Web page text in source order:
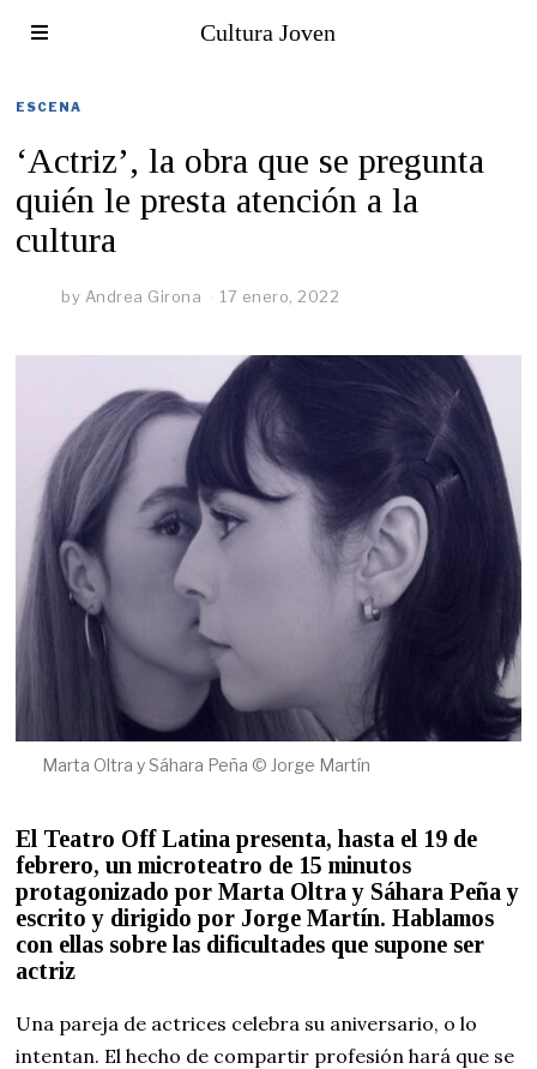
Cultura Joven
ESCENA
‘Actriz’, la obra que se pregunta
quién le presta atención a la
cultura
by Andrea Girona 17 enero, 2022
Marta Oltra y Sáhara Peña © Jorge Martín
El Teatro Off Latina presenta, hasta el 19 de
febrero, un microteatro de 15 minutos
protagonizado por Marta Oltra y Sáhara Peña y
escrito y dirigido por Jorge Martín. Hablamos
con ellas sobre las dificultades que supone ser
actriz
Una pareja de actrices celebra su aniversario, o lo
intentan. El hecho de compartir profesión hará que se